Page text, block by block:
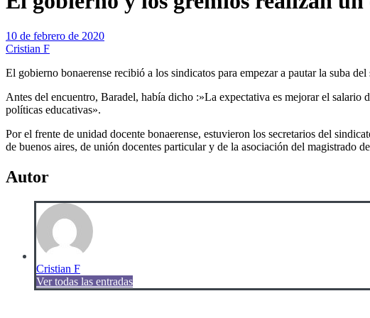
10 de febrero de 2020
Cristian F
El gobierno bonaerense recibió a los sindicatos para empezar a pautar la suba
Antes del encuentro, Baradel, había dicho :»La expectativa es mejorar el
políticas educativas».
Por el frente de unidad docente bonaerense, estuvieron los secretarios del
de buenos aires, de unión docentes particular y de la asociación del magistrado
Autor
Cristian F
Ver todas las entradas